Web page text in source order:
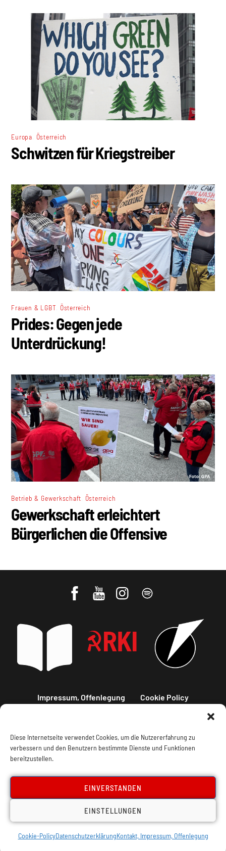
Diese Internetseite verwendet Cookies, um die Nutzererfahrung zu
verbessern und den Benutzern bestimmte Dienste und Funktionen
bereitzustellen.
EINVERSTANDEN
EINSTELLUNGEN
Cookie-PolicyDatenschutzerklärungKontakt, Impressum, Offenlegung
Europa Österreich
Schwitzen für Kriegstreiber
Frauen & LGBT Österreich
Prides: Gegen jede
Unterdrückung!
Betrieb & Gewerkschaft Österreich
Gewerkschaft erleichtert
Bürgerlichen die Offensive
Impressum, Offenlegung Cookie Policy